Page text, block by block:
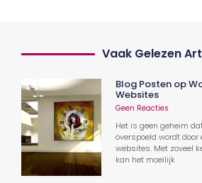
Vaak Gelezen
Blog Posten op
Websites
Geen Reacties
Het is geen geheim
overspoeld wordt door
websites. Met zoveel
kan het moeilijk